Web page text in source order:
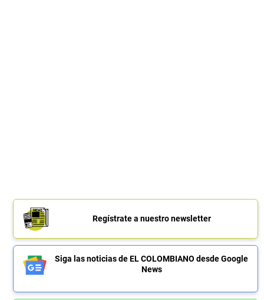
Regístrate a nuestro newsletter
Siga las noticias de EL COLOMBIANO desde Google
News